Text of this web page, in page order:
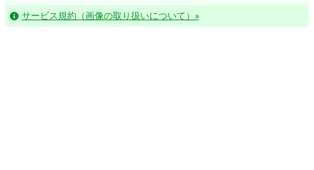
サービス規約（画像の取り扱いについて）»